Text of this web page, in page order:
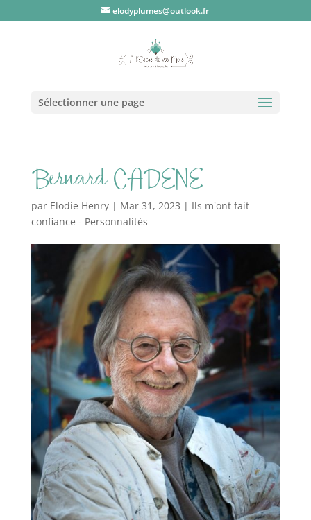
elodyplumes@outlook.fr
Sélectionner une page
Bernard CADENE
par Elodie Henry| Mar 31, 2023 | Ils m'ont fait
confiance - Personnalités